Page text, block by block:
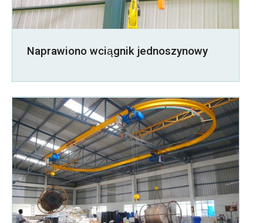
Naprawiono wciągnik jednoszynowy